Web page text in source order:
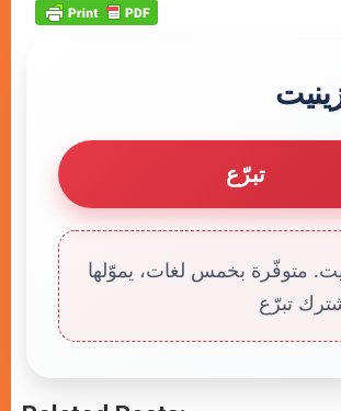
تبرّع
متوفّرة بخمس لغات، يموّلها
تبرّع